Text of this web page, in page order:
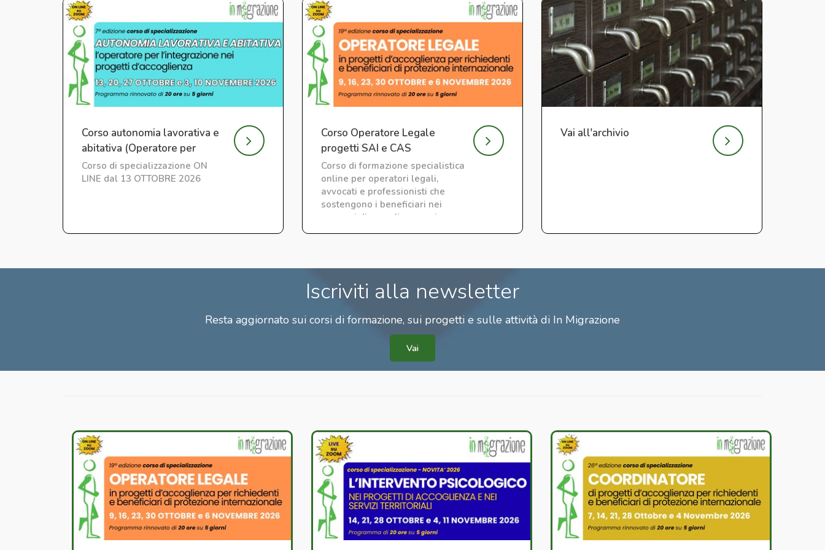
Corso autonomia lavorativa e
abitativa (Operatore per
l'Integrazione) ed. 7
Corso di specializzazione ON
LINE dal 13 OTTOBRE 2026
Corso Operatore Legale
progetti SAI e CAS
Corso di formazione specialistica
online per operatori legali,
avvocati e professionisti che
sostengono i beneficiari nei
percorsi di accoglienza nei
servizi SAI e CAS.
Vai all'archivio
Iscriviti alla newsletter
Resta aggiornato sui corsi di formazione, sui progetti e sulle attività di In Migrazione
Vai